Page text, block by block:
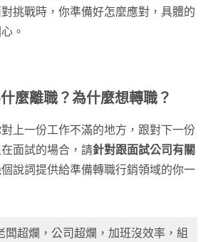
挑戰時，你準備好怎麼應對，具體的
。
麼離職？為什麼想轉職？
上一份工作不滿的地方，跟對下一份
面試的場合，請針對跟面試公司有關
說詞提供給準備轉職行銷領域的你一
闆超爛，公司超爛，加班沒效率，組